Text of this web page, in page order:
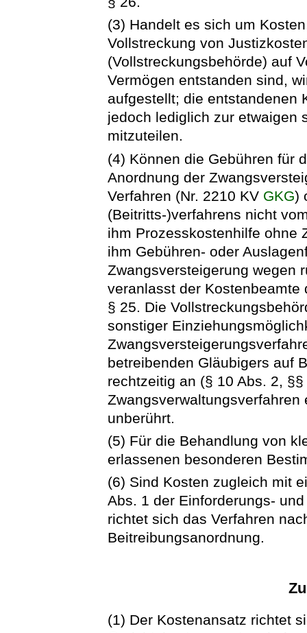
(3) Handelt es sich um
Vollstreckung von
(Vollstreckungsbehörde) auf
Vermögen entstanden sind,
aufgestellt; die entstandenen
jedoch lediglich zur etwaigen
mitzuteilen.
(4) Können die Gebühren für
Anordnung der
Verfahren (Nr. 2210 KV GKG)
(Beitritts-)verfahrens nicht
ihm Prozesskostenhilfe ohne
ihm Gebühren- oder
Zwangsversteigerung wegen
veranlasst der
§ 25. Die
sonstiger
betreibenden Gläubigers auf
rechtzeitig an (§ 10 Abs. 2,
unberührt.
(5) Für die Behandlung von
erlassenen besonderen
(6) Sind Kosten zugleich mit
Abs. 1 der Einforderungs-
richtet sich das Verfahren
Beitreibungsanordnung.
(1) Der Kostenansatz richtet